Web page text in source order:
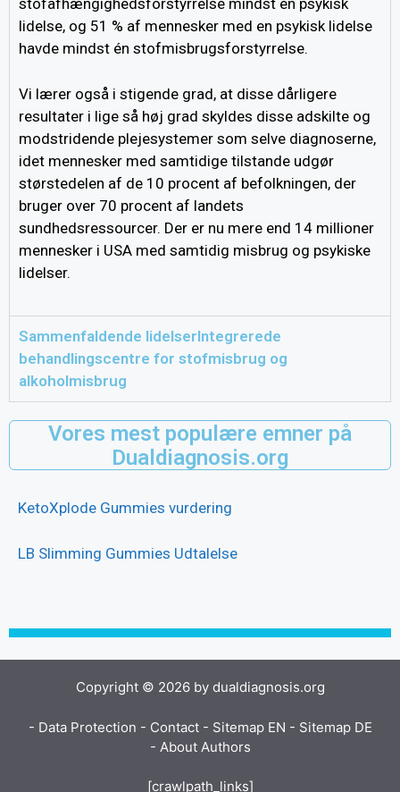
stofafhængighedsforstyrrelse mindst én psykisk
lidelse, og 51 % af mennesker med en psykisk lidelse
havde mindst én stofmisbrugsforstyrrelse.
Vi lærer også i stigende grad, at disse dårligere
resultater i lige så høj grad skyldes disse adskilte og
modstridende plejesystemer som selve diagnoserne,
idet mennesker med samtidige tilstande udgør
størstedelen af de 10 procent af befolkningen, der
bruger over 70 procent af landets
sundhedsressourcer. Der er nu mere end 14 millioner
mennesker i USA med samtidig misbrug og psykiske
lidelser.
Sammenfaldende lidelserIntegrerede
behandlingscentre for stofmisbrug og
alkoholmisbrug
Vores mest populære emner på
Dualdiagnosis.org
KetoXplode Gummies vurdering
LB Slimming Gummies Udtalelse
Copyright © 2026 by dualdiagnosis.org
- Data Protection - Contact - Sitemap EN - Sitemap DE
- About Authors
[crawlpath_links]